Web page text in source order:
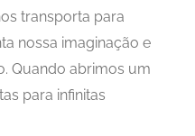
transporta para
nossa imaginação e
Quando abrimos um
para infinitas